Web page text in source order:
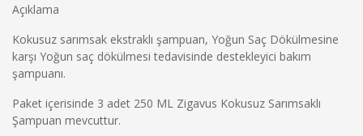
Açıklama
Kokusuz sarımsak ekstraklı şampuan, Yoğun Saç Dökülmesine
karşı Yoğun saç dökülmesi tedavisinde destekleyici bakım
şampuanı.
Paket içerisinde 3 adet 250 ML Zigavus Kokusuz Sarımsaklı
Şampuan mevcuttur.